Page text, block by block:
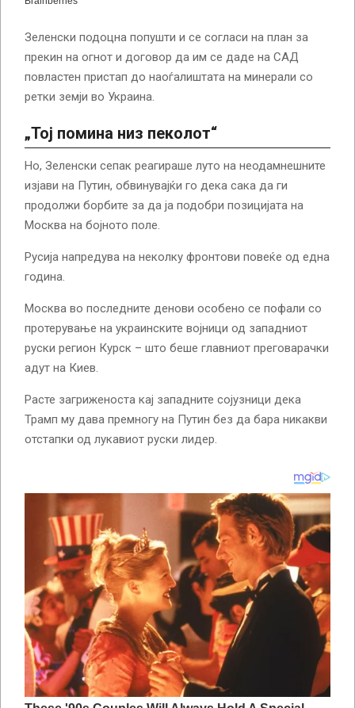
Зеленски подоцна попушти и се согласи на план за
прекин на огнот и договор да им се даде на САД
повластен пристап до наоѓалиштата на минерали со
ретки земји во Украина.
„Тој помина низ пеколот“
Но, Зеленски сепак реагираше луто на неодамнешните
изјави на Путин, обвинувајќи го дека сака да ги
продолжи борбите за да ја подобри позицијата на
Москва на бојното поле.
Русија напредува на неколку фронтови повеќе од една
година.
Москва во последните денови особено се пофали со
протерување на украинските војници од западниот
руски регион Курск – што беше главниот преговарачки
адут на Киев.
Расте загриженоста кај западните сојузници дека
Трамп му дава премногу на Путин без да бара никакви
отстапки од лукавиот руски лидер.